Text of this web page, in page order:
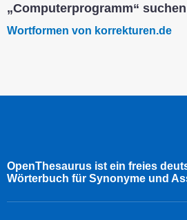
„Computerprogramm“
Wortformen von korrekturen.de
OpenThesaurus ist ein freies
Wörterbuch für Synonyme und